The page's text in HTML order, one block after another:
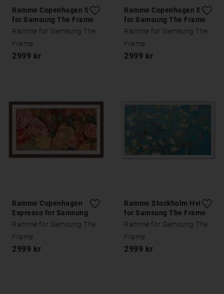
Ramme Copenhagen Sort
for Samsung The Frame
Ramme for Samsung The
Frame
2999 kr
Ramme Copenhagen Eik
for Samsung The Frame
Ramme for Samsung The
Frame
2999 kr
Ramme Copenhagen
Espresso for Samsung
The Frame
Ramme for Samsung The
Frame
2999 kr
Ramme Stockholm Hvit
for Samsung The Frame
Ramme for Samsung The
Frame
2999 kr